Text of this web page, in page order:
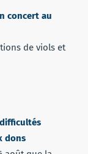
concert au
de viols et
dons